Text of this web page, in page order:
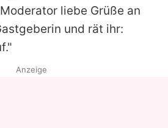
liebe Grüße an
und rät ihr:
Anzeige